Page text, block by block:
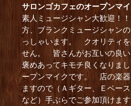
サロンゴカフェのオープンマ
素人ミュージシャン大歓迎！
方、ブランクミュージシャン
っしゃいます。 クオリティを
せん。 皆さんがお互いの良い
褒めあってキモチ良くなりま
ープンマイクです。 店の楽
ますので（Ａギター、Ｅベー
など）手ぶらでご参加頂けます